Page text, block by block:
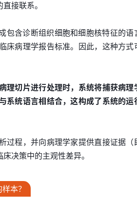
接联系。
包含诊断组织细胞和细胞核特征的语
床病理学报告标准。因此，这种方式
理切片进行处理时，系统将捕获病理
系统语言相结合，这构成了系统的运
过程，并向病理学家提供直接证据（
决策中的主观性差异。
本？